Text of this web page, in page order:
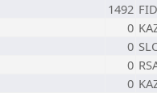
1492 FID
0
0
0
0